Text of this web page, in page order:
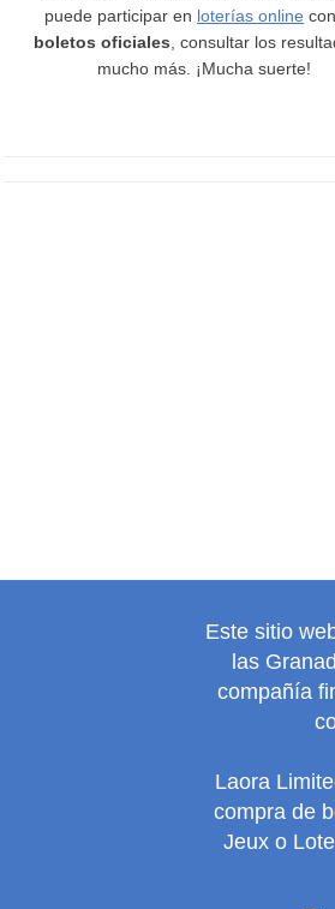
puede participar en loterías online
boletos oficiales , consultar los
mucho más. ¡Mucha suerte!
Este sitio
las
compañía
Laora
compra de
Jeux o